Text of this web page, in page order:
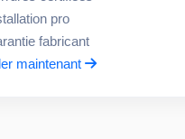
pro
fabricant
maintenant